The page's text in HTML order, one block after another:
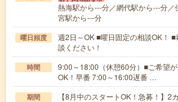
熱海駅から---分／網代駅から---分
宮駅から---分
曜日頻度
週2日～OK ■曜日固定の相談OK！
談ください！
時間
9:00～18:00（休憩60分）■ご希望
OK！早番 7:00～16:00遅番 …
期間
【8月中のスタートOK！急募！】